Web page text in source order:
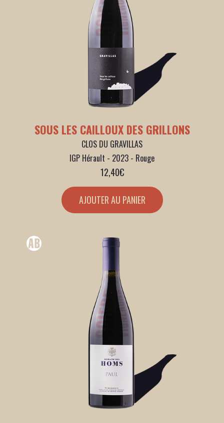
SOUS LES CAILLOUX DES GRILLONS
CLOS DU GRAVILLAS
IGP Hérault - 2023 - Rouge
12,40€
AJOUTER AU PANIER